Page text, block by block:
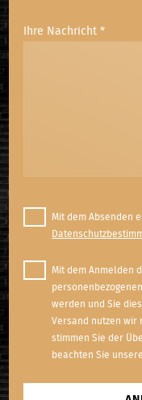
Ihre Nachricht *
Mit dem Absenden
Mit dem Anmelden
werden und Sie
Versand nutzen wir
stimmen Sie der
beachten Sie